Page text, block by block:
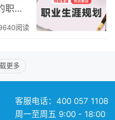
职场
阅读
更多
客服电话：400 057 1108
周一至周五 9:00 - 18:00